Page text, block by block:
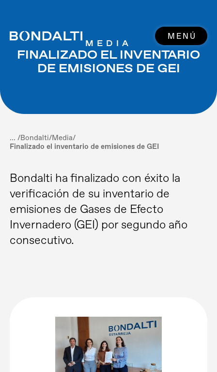
MENÚ
MEDIA
FINALIZADO EL INVENTARIO
DE EMISIONES DE GEI
... /Bondalti/Media/
Finalizado el inventario de emisiones de GEI
Bondalti ha finalizado con éxito la
verificación de su inventario de
emisiones de Gases de Efecto
Invernadero (GEI) por segundo año
consecutivo.